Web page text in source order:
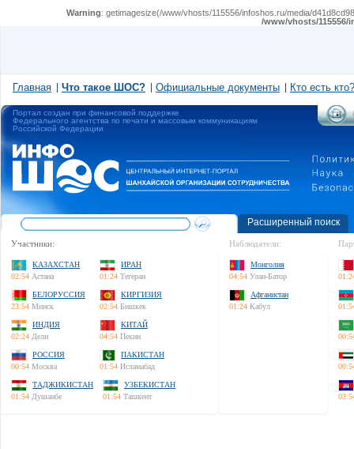
Warning: getimagesize(/www/vhosts/115556/infoshos.ru/media/
/www/vhosts/
Главная Что такое ШОС? Официальные документы Кто есть кто?
Портал создан при финансовой поддержке
Федерального агентства по печати и массовым коммуникациям
Российской Федерации
Расширенный поиск
Участники:
КАЗАХСТАН
02:54 Астана
ИРАН
01:24 Тегеран
БЕЛОРУССИЯ
23:54 Минск
КИРГИЗИЯ
02:54 Бишкек
ИНДИЯ
02:24 Дели
КИТАЙ
04:54 Пекин
РОССИЯ
00:54 Москва
ПАКИСТАН
01:54 Исламабад
ТАДЖИКИСТАН
01:54 Душанбе
УЗБЕКИСТАН
01:54 Ташкент
Наблюдатели:
Монголия
04:54 Улан-Батор
Афганистан
01:24 Кабул